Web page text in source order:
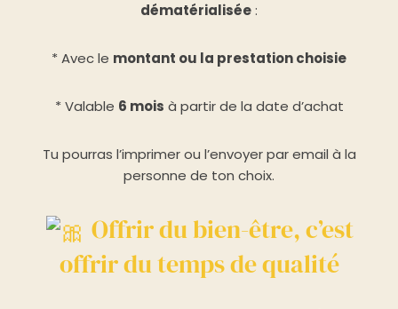
dématérialisée:
* Avec le montant ou la prestation choisie
* Valable 6 mois à partir de la date d’achat
Tu pourras l’imprimer ou l’envoyer par email à la
personne de ton choix.
Offrir du bien-être, c’est
offrir du temps de qualité